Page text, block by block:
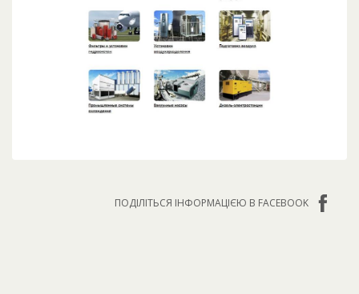
ПОДІЛІТЬСЯ ІНФОРМАЦІЄЮ В FACEBOOK